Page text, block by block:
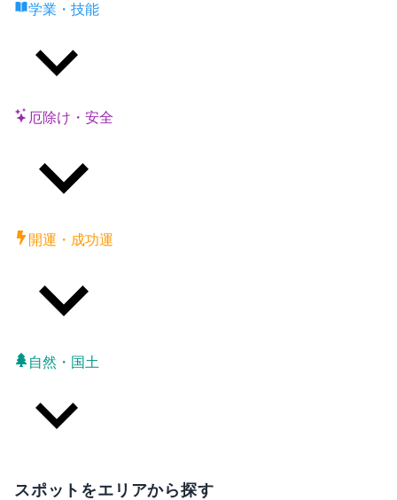
学業・技能
厄除け・安全
開運・成功運
自然・国土
スポットをエリアから探す